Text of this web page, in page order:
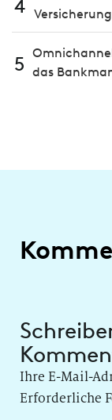
4
5 das
Ihre E-Mail-
Erforderliche